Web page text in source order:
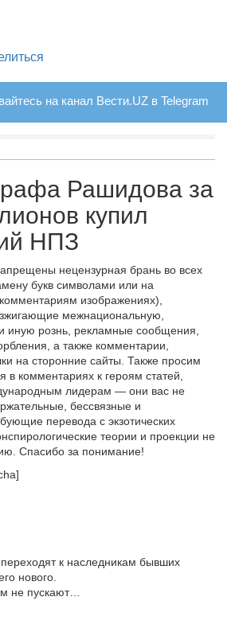
на канал Вести.UZ в Telegram
Рашидова за
купил
НПЗ
нецензурная брань во всех
букв символами или на
изображениях),
межнациональную,
иную рознь, рекламные сообщения,
а также комментарии,
на сторонние сайты. Также просим
в комментариях к героям статей,
лидерам — они вас не
бессвязные и
перевода с экзотических
теории и проекции не
Спасибо за понимание!
переходят к наследникам бывших
нового.
не пускают…